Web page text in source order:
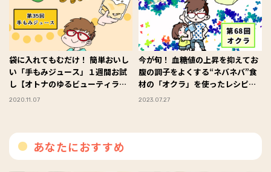
袋に入れてもむだけ！ 簡単おいし
い「手もみジュース」１週間お試
し【オトナのゆるビューティライ
フ】
2020.11.07
今が旬！ 血糖値の上昇を抑えてお
腹の調子をよくする“ネバネバ”食
材の「オクラ」を使ったレシピを
１週間おためし！
2023.07.27
あなたにおすすめ